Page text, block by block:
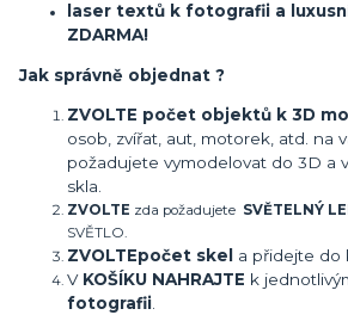
laser textů k fotografii a
ZDARMA!
Jak správně objednat ?
ZVOLTE počet objektů k 3D
osob, zvířat, aut, motorek, atd. na
požadujete vymodelovat do 3D a
skla.
ZVOLTE zda požadujete SVĚTELNÝ
SVĚTLO.
ZVOLTEpočet skel
a přidejte
V KOŠÍKU NAHRAJTE k
fotografii.